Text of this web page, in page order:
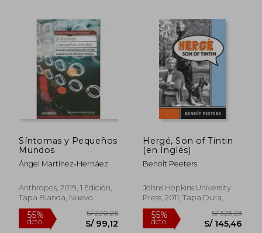
55% S/ 339,76 55%
Síntomas y Pequeños
Mundos
Ángel Martínez-Hernáez
Anthropos, 2019, 1 Edición,
Tapa Blanda, Nuevo
Hergé, Son of Tintin
(en Inglés)
Benoît Peeters
Johns Hopkins University
Press, 2011, Tapa Dura,
Nuevo